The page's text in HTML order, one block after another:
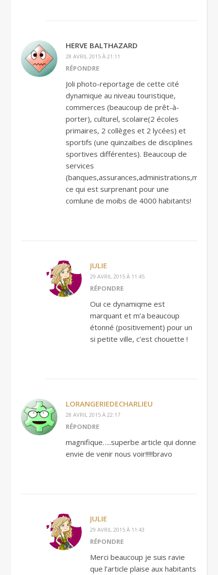
HERVE BALTHAZARD
28 AVRIL 2015 À 21:11
RÉPONDRE
Joli photo-reportage de cette cité
dynamique au niveau touristique,
commerces (beaucoup de prêt-à-
porter), culturel, scolaire(2 écoles
primaires, 2 collèges et 2 lycées) et
sportifs (une quinzaibes de disciplines
sportives différentes). Beaucoup de
services
ce qui est surprenant pour une
comlune de moibs de 4000 habitants!
JULIE
29 AVRIL 2015 À 11:45
RÉPONDRE
Oui ce dynamiqme est
marquant et m’a beaucoup
étonné (positivement) pour un
si petite ville, c’est chouette !
LORANGERIEDECHARLIEU
28 AVRIL 2015 À 22:17
RÉPONDRE
magnifique…..superbe article qui donne
envie de venir nous voir!!!!!bravo
JULIE
29 AVRIL 2015 À 11:43
RÉPONDRE
Merci beaucoup je suis ravie
que l’article plaise aux habitants